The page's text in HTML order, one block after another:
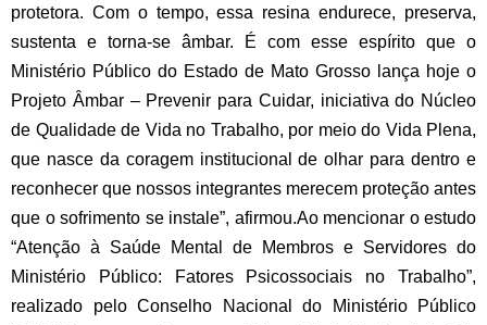
protetora. Com o tempo, essa resina endurece, preserva,
sustenta e torna-se âmbar. É com esse espírito que o
Ministério Público do Estado de Mato Grosso lança hoje o
Projeto Âmbar – Prevenir para Cuidar, iniciativa do Núcleo
de Qualidade de Vida no Trabalho, por meio do Vida Plena,
que nasce da coragem institucional de olhar para dentro e
reconhecer que nossos integrantes merecem proteção antes
que o sofrimento se instale”, afirmou.Ao mencionar o estudo
“Atenção à Saúde Mental de Membros e Servidores do
Ministério Público: Fatores Psicossociais no Trabalho”,
realizado pelo Conselho Nacional do Ministério Público